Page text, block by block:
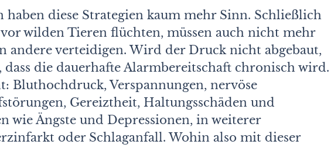
haben diese Strategien kaum mehr Sinn. Schließlich
wilden Tieren flüchten, müssen auch nicht mehr
andere verteidigen. Wird der Druck nicht abgebaut,
dass die dauerhafte Alarmbereitschaft chronisch wird.
Bluthochdruck, Verspannungen, nervöse
Gereiztheit, Haltungsschäden und
wie Ängste und Depressionen, in weiterer
oder Schlaganfall. Wohin also mit dieser